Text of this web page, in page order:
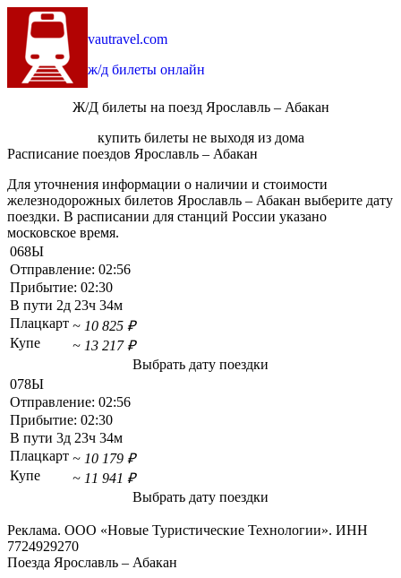
vautravel.com
ж/д билеты онлайн
Ж/Д билеты на поезд Ярославль – Абакан
купить билеты не выходя из дома
Расписание поездов Ярославль – Абакан
Для уточнения информации о наличии и стоимости
железнодорожных билетов Ярославль – Абакан выберите дату
поездки. В расписании для станций России указано
московское время.
068Ы
Отправление: 02:56
Прибытие: 02:30
В пути 2д 23ч 34м
Плацкарт ~ 10 825 ₽
Купе
~ 13 217 ₽
Выбрать дату поездки
078Ы
Отправление: 02:56
Прибытие: 02:30
В пути 3д 23ч 34м
Плацкарт ~ 10 179 ₽
Купе
~ 11 941 ₽
Выбрать дату поездки
Реклама. ООО «Новые Туристические Технологии». ИНН
7724929270
Поезда Ярославль – Абакан